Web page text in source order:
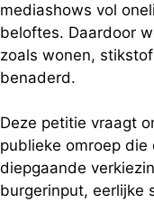
mediashows vol
beloftes. Daardoor
zoals wonen,
benaderd.
Deze petitie vraagt
publieke omroep
diepgaande
burgerinput, eerlijke